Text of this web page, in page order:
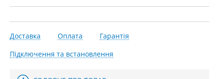
Доставка Оплата
Гарантія
Підключення та встановлення